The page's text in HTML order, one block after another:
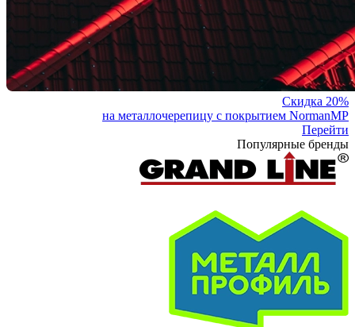
Скидка 20%
на металлочерепицу с покрытием NormanMP
Перейти
Популярные бренды